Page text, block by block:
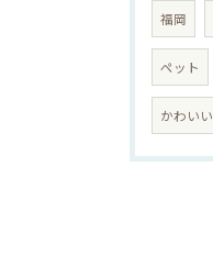
福岡
ペット
かわいい